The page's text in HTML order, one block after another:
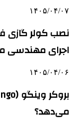
۱۴۰۵/۰۴/۰۷
نصب کولر گازی
اجرای مهندسی
۱۴۰۵/۰۴/۰۶
می‌دهد؟